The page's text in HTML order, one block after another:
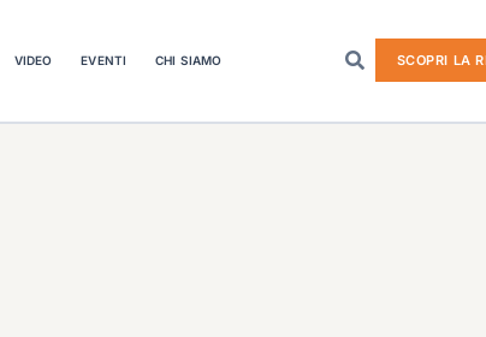
VIDEO EVENTI CHI SIAMO SCOPRI LA